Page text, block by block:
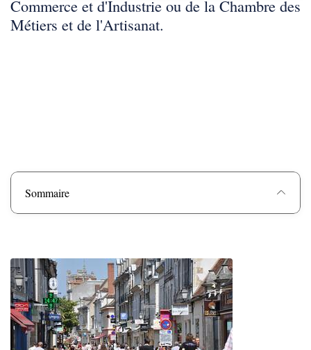
Commerce et d'Industrie ou de la Chambre des
Métiers et de l'Artisanat.
Sommaire